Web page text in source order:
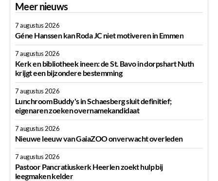
Meer nieuws
7 augustus 2026
Géne Hanssen kan Roda JC niet motiveren in Emmen
7 augustus 2026
Kerk en bibliotheek ineen: de St. Bavo in dorpshart Nuth
krijgt een bijzondere bestemming
7 augustus 2026
Lunchroom Buddy's in Schaesberg sluit definitief;
eigenaren zoeken overnamekandidaat
7 augustus 2026
Nieuwe leeuw van GaiaZOO onverwacht overleden
7 augustus 2026
Pastoor Pancratiuskerk Heerlen zoekt hulp bij
leegmaken kelder